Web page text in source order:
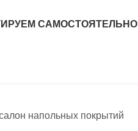
САМОСТОЯТЕЛЬНО
напольных покрытий